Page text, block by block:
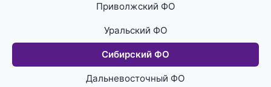
Приволжский ФО
Уральский ФО
Сибирский ФО
Дальневосточный ФО